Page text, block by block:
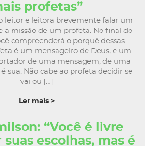
profetas”
leitor e leitora brevemente falar um
a missão de um profeta. No final do
compreenderá o porquê dessas
é um mensageiro de Deus, e um
de uma mensagem, de uma
sua. Não cabe ao profeta decidir se
vai ou […]
Ler mais >
“Você é livre
suas escolhas, mas é